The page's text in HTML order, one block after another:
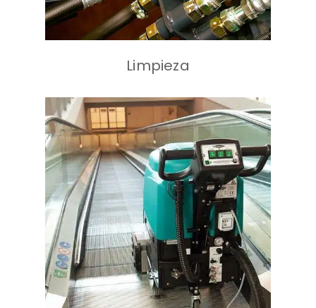
Limpieza
Máquina Barredora y
Pulidora de Escalas y
Rampas Mecánicas
Mantención de Pisos
Encerables de Alto
Tráfico
Lavado y Barrido de
Grandes superficies
Control de Plagas,
Desinfección y Planes
Preventivos COVID-19
Limpieza de Superficies
a Gran Altura